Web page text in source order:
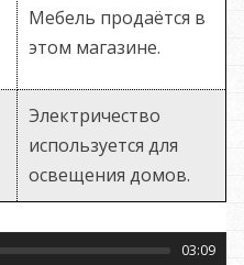
Мебель продаётся в
этом магазине.
Электричество
используется для
освещения домов.
03:09